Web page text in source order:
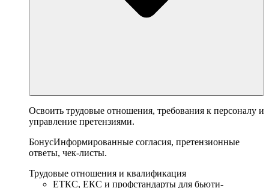
Освоить трудовые отношения, требования к персоналу и
управление претензиями.
БонусИнформированные согласия, претензионные
ответы, чек-листы.
Трудовые отношения и квалификация
ЕТКС, ЕКС и профстандарты для бьюти-